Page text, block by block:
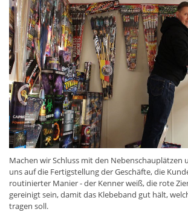
Machen wir Schluss mit den Nebenschauplätzen
uns auf die Fertigstellung der Geschäfte, die
routinierter Manier - der Kenner weiß, die rote
gereinigt sein, damit das Klebeband gut hält,
tragen soll.